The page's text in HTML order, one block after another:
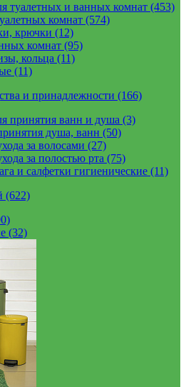
туалетных и ванных комнат (453)
комнат (574)
крючки (12)
комнат (95)
кольца (11)
(11)
и принадлежности (166)
принятия ванн и душа (3)
душа, ванн (50)
за волосами (27)
за полостью рта (75)
и салфетки гигиенические (11)
(622)
(32)